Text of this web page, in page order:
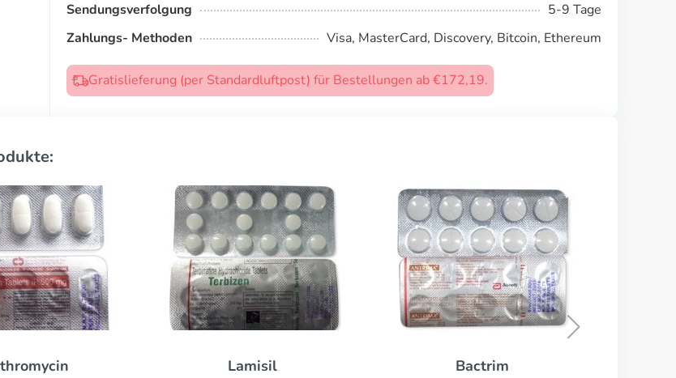
Sendungsverfolgung
5-9 Tage
Zahlungs- Methoden
Visa, MasterCard, Discovery, Bitcoin, Ethereum
Gratislieferung (per Standardluftpost) für Bestellungen ab €172,19.
Lamisil Bactrim
Suprax
KAUFEN